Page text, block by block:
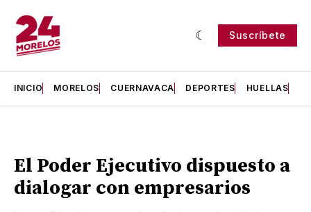
Suscríbete
INICIO MORELOS CUERNAVACA DEPORTES HUELLAS
El Poder Ejecutivo dispuesto a
dialogar con empresarios